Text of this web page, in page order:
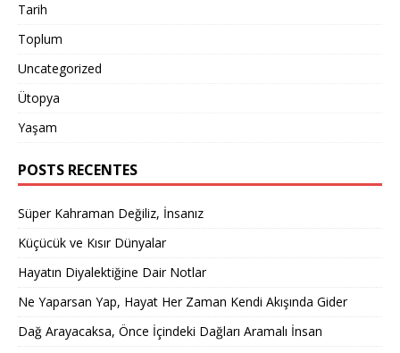
Tarih
Toplum
Uncategorized
Ütopya
Yaşam
POSTS RECENTES
Süper Kahraman Değiliz, İnsanız
Küçücük ve Kısır Dünyalar
Hayatın Diyalektiğine Dair Notlar
Ne Yaparsan Yap, Hayat Her Zaman Kendi Akışında Gider
Dağ Arayacaksa, Önce İçindeki Dağları Aramalı İnsan